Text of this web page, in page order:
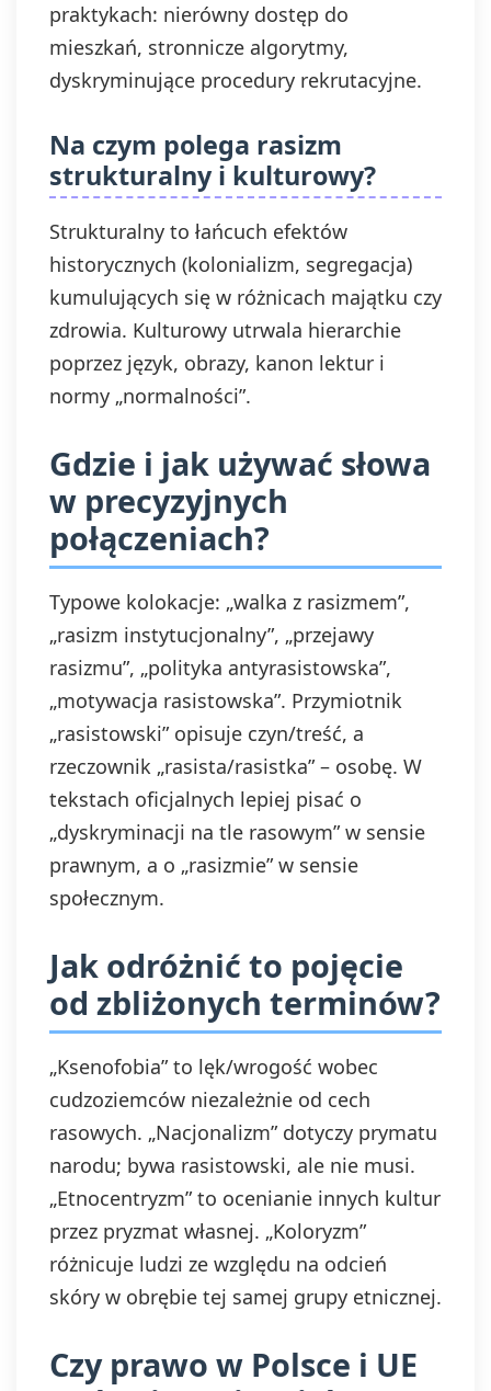
praktykach: nierówny dostęp do
mieszkań, stronnicze algorytmy,
dyskryminujące procedury rekrutacyjne.
Na czym polega rasizm
strukturalny i kulturowy?
Strukturalny to łańcuch efektów
historycznych (kolonializm, segregacja)
kumulujących się w różnicach majątku czy
zdrowia. Kulturowy utrwala hierarchie
poprzez język, obrazy, kanon lektur i
normy „normalności”.
Gdzie i jak używać słowa
w precyzyjnych
połączeniach?
Typowe kolokacje: „walka z rasizmem”,
„rasizm instytucjonalny”, „przejawy
rasizmu”, „polityka antyrasistowska”,
„motywacja rasistowska”. Przymiotnik
„rasistowski” opisuje czyn/treść, a
rzeczownik „rasista/rasistka” – osobę. W
tekstach oficjalnych lepiej pisać o
„dyskryminacji na tle rasowym” w sensie
prawnym, a o „rasizmie” w sensie
społecznym.
Jak odróżnić to pojęcie
od zbliżonych terminów?
„Ksenofobia” to lęk/wrogość wobec
cudzoziemców niezależnie od cech
rasowych. „Nacjonalizm” dotyczy prymatu
narodu; bywa rasistowski, ale nie musi.
„Etnocentryzm” to ocenianie innych kultur
przez pryzmat własnej. „Koloryzm”
różnicuje ludzi ze względu na odcień
skóry w obrębie tej samej grupy etnicznej.
Czy prawo w Polsce i UE